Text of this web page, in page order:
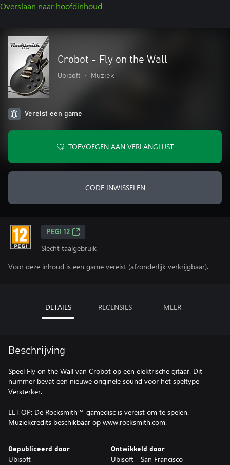
Overslaan naar hoofdinhoud
Crobot - Fly on the Wall
Ubisoft • Muziek
Vereist een game
TOEVOEGEN AAN VERLANGLIJST
CODE INWISSELEN
PEGI 12
Slecht taalgebruik
Voor deze inhoud is een game vereist (afzonderlijk verkrijgbaar).
DETAILS RECENSIES MEER
Beschrijving
Speel Fly on the Wall van Crobot op een elektrische gitaar. Dit
nummer bevat een nieuwe originele sound voor het speltype
Versterker.
LET OP: De Rocksmith™-gamedisc is vereist om te spelen.
Muziekcredits beschikbaar op www.rocksmith.com.
Gepubliceerd door
Ubisoft
Ontwikkeld door
Ubisoft - San Francisco